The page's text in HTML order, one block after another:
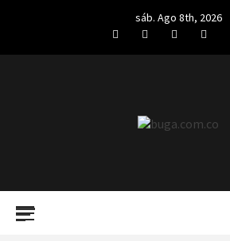
sáb. Ago 8th, 2026
FacebookTwitterLinkedIn
VK